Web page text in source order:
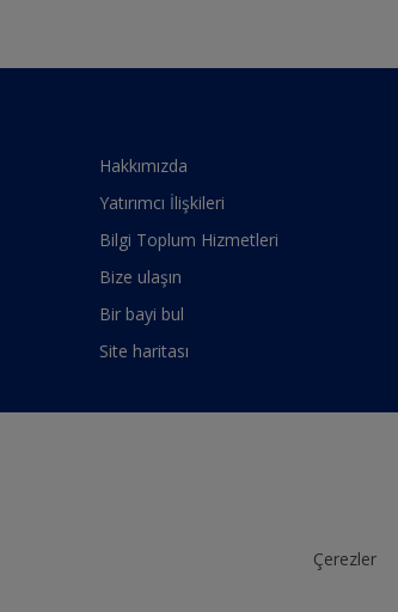
Hakkımızda
Yatırımcı İlişkileri
Bilgi Toplum Hizmetleri
Bize ulaşın
Bir bayi bul
Site haritası
Çerezler